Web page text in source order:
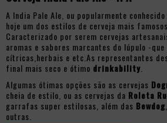
A India Pale Ale, ou popularmente conhecido
hoje um dos estilos de cerveja mais
Caracterizado por serem cervejas
aromas e sabores marcantes do lúpulo -
cítricas,herbais e etc.As representantes
final mais seco e ótimo drinkability
Algumas ótimas opções são as cervejas
cheia de estilo, ou as cervejas da Roleta
garrafas super estilosas, além das Bewdog
outras.